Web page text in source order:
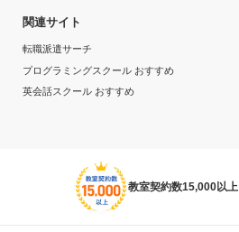
関連サイト
転職派遣サーチ
プログラミングスクール おすすめ
英会話スクール おすすめ
教室契約数15,000以上